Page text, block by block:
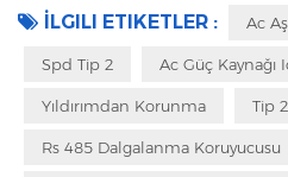
İLGILI ETIKETLER : Ac
Spd Tip 2 Ac Güç Kaynağı
Yıldırımdan Korunma Tip
Rs 485 Dalgalanma Koruyucusu